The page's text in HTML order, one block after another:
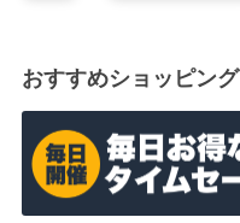
おすすめショッピング